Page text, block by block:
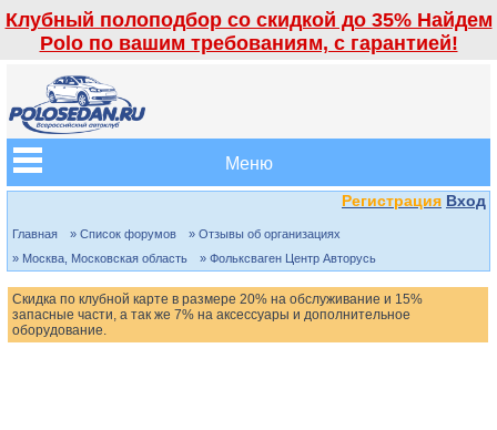
Клубный полоподбор со скидкой до 35% Найдем
Polo по вашим требованиям, с гарантией!
Меню
Регистрация Вход
Главная » Список форумов
» Отзывы об организациях
» Москва, Московская область
» Фольксваген Центр Авторусь
Скидка по клубной карте в размере 20% на обслуживание и 15%
запасные части, а так же 7% на аксессуары и дополнительное
оборудование.